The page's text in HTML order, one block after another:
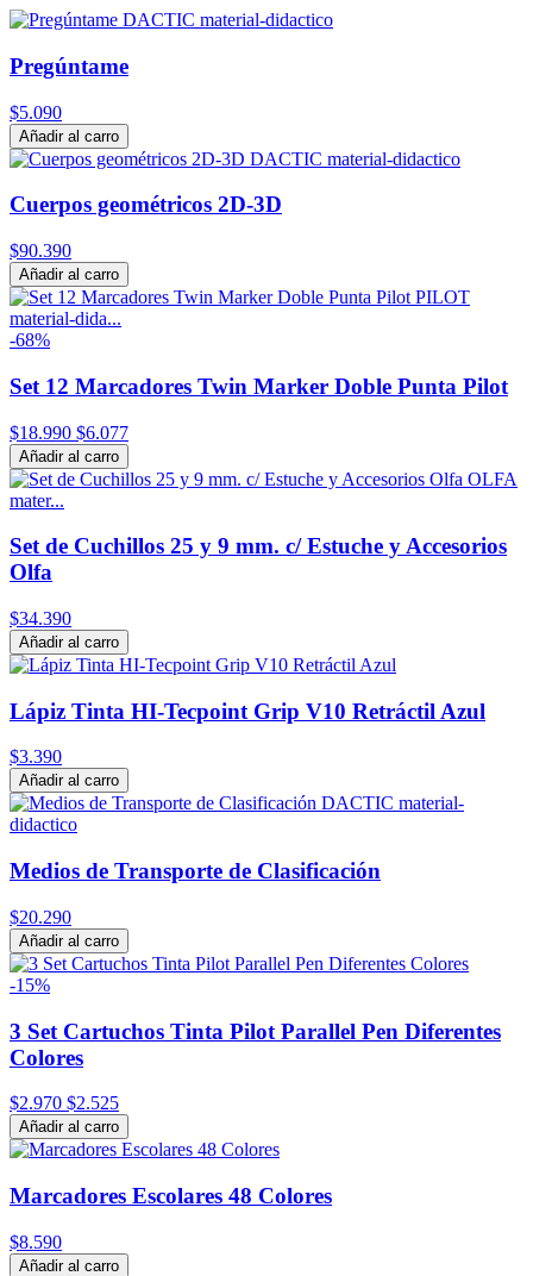
Pregúntame
$5.090
Añadir al carro
Cuerpos geométricos 2D-3D
$90.390
Añadir al carro
-68%
Set 12 Marcadores Twin Marker Doble Punta Pilot
$18.990 $6.077
Añadir al carro
Set de Cuchillos 25 y 9 mm. c/ Estuche y Accesorios
Olfa
$34.390
Añadir al carro
Lápiz Tinta HI-Tecpoint Grip V10 Retráctil Azul
$3.390
Añadir al carro
Medios de Transporte de Clasificación
$20.290
Añadir al carro
-15%
3 Set Cartuchos Tinta Pilot Parallel Pen Diferentes
Colores
$2.970 $2.525
Añadir al carro
Marcadores Escolares 48 Colores
$8.590
Añadir al carro